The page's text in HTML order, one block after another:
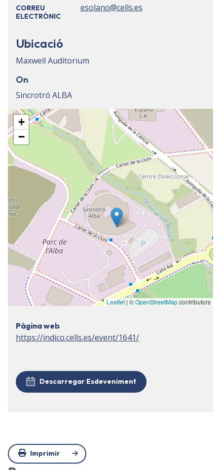
CORREU
ELECTRÒNIC
esolano@cells.es
Ubicació
Maxwell Auditorium
On
Sincrotró ALBA
+
−
Leaflet | ©OpenStreetMapcontributors
Pàgina web
https://indico.cells.es/event/1641/
Descarregar Esdeveniment
Imprimir